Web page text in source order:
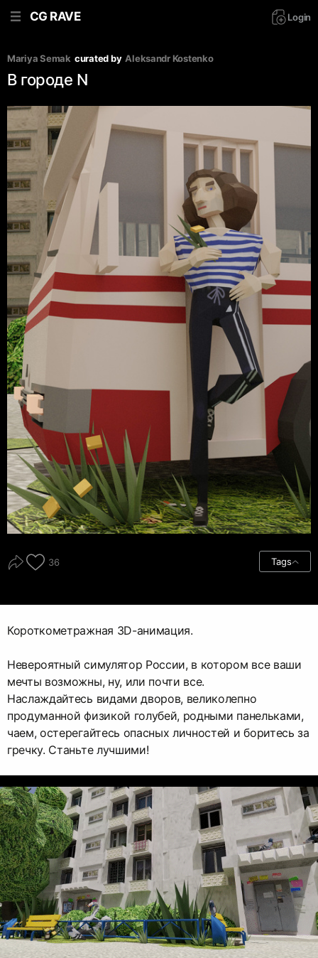
CG RAVE Login
Mariya Semak curated by Аleksandr Kostenko
В городе N
36 Tags
Короткометражная 3D-анимация.
Невероятный симулятор России, в котором все ваши
мечты возможны, ну, или почти все.
Наслаждайтесь видами дворов, великолепно
продуманной физикой голубей, родными панельками,
чаем, остерегайтесь опасных личностей и боритесь за
гречку. Станьте лучшими!